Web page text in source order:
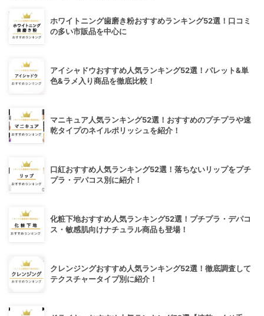
ホワイトニング歯磨き粉おすすめランキング52選！口コミ
の多い市販品を中心に
アイシャドウおすすめ人気ランキング52選！パレット&単
色&ラメ入り商品を徹底比較！
マニキュア人気ランキング52選！おすすめのプチプラや速
乾タイプのネイルポリッシュを紹介！
口紅おすすめ人気ランキング52選！落ちないリップをプチ
プラ・デパコス別に紹介！
化粧下地おすすめ人気ランキング52選！プチプラ・デパコ
ス・敏感肌向けナチュラル商品も登場！
クレンジングおすすめ人気ランキング52選！徹底調査して
テクスチャータイプ別に紹介！